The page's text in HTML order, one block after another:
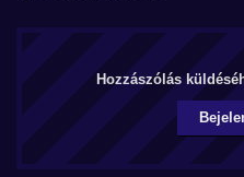
Hozzászólás